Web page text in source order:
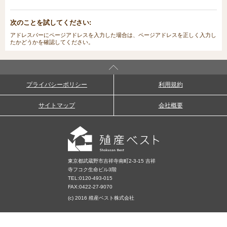
次のことを試してください:
アドレスバーにページアドレスを入力した場合は、ページアドレスを正しく入力し
たかどうかを確認してください。
プライバシーポリシー 利用規約
サイトマップ 会社概要
東京都武蔵野市吉祥寺南町2-3-15 吉祥
寺フコク生命ビル3階
TEL:0120-493-015
FAX:0422-27-9070
(c) 2016 殖産ベスト株式会社